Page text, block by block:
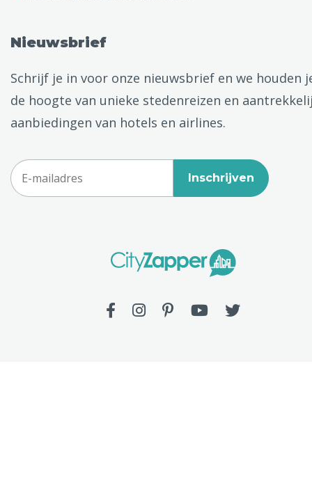
Nieuwsbrief
Schrijf je in voor onze nieuwsbrief en we houden
de hoogte van unieke stedenreizen en
aanbiedingen van hotels en airlines.
Inschrijven